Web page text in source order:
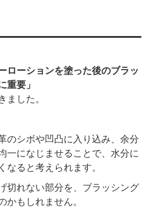
ローションを塗った後のブラッ
重要」
ました。
のシボや凹凸に入り込み、余分
一になじませることで、水分に
なると考えられます。
切れない部分を、ブラッシング
かもしれません。